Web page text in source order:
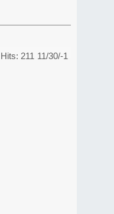
11/30/-1
Hits: 211